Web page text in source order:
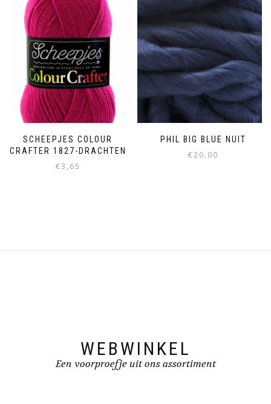
SCHEEPJES COLOUR
CRAFTER 1827-DRACHTEN
€3,65
PHIL BIG BLUE NUIT
€20,00
WEBWINKEL
Een voorproefje uit ons assortiment